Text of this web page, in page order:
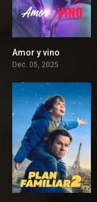
Amor y vino
Dec. 05, 2025